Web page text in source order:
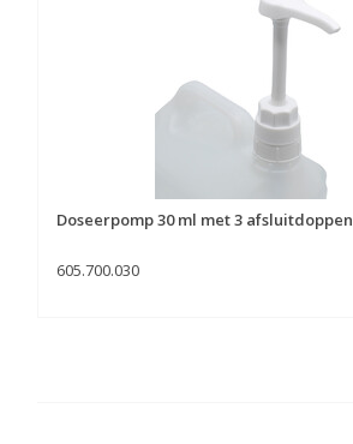
Doseerpomp 30 ml met 3 afsluitdoppen
605.700.030